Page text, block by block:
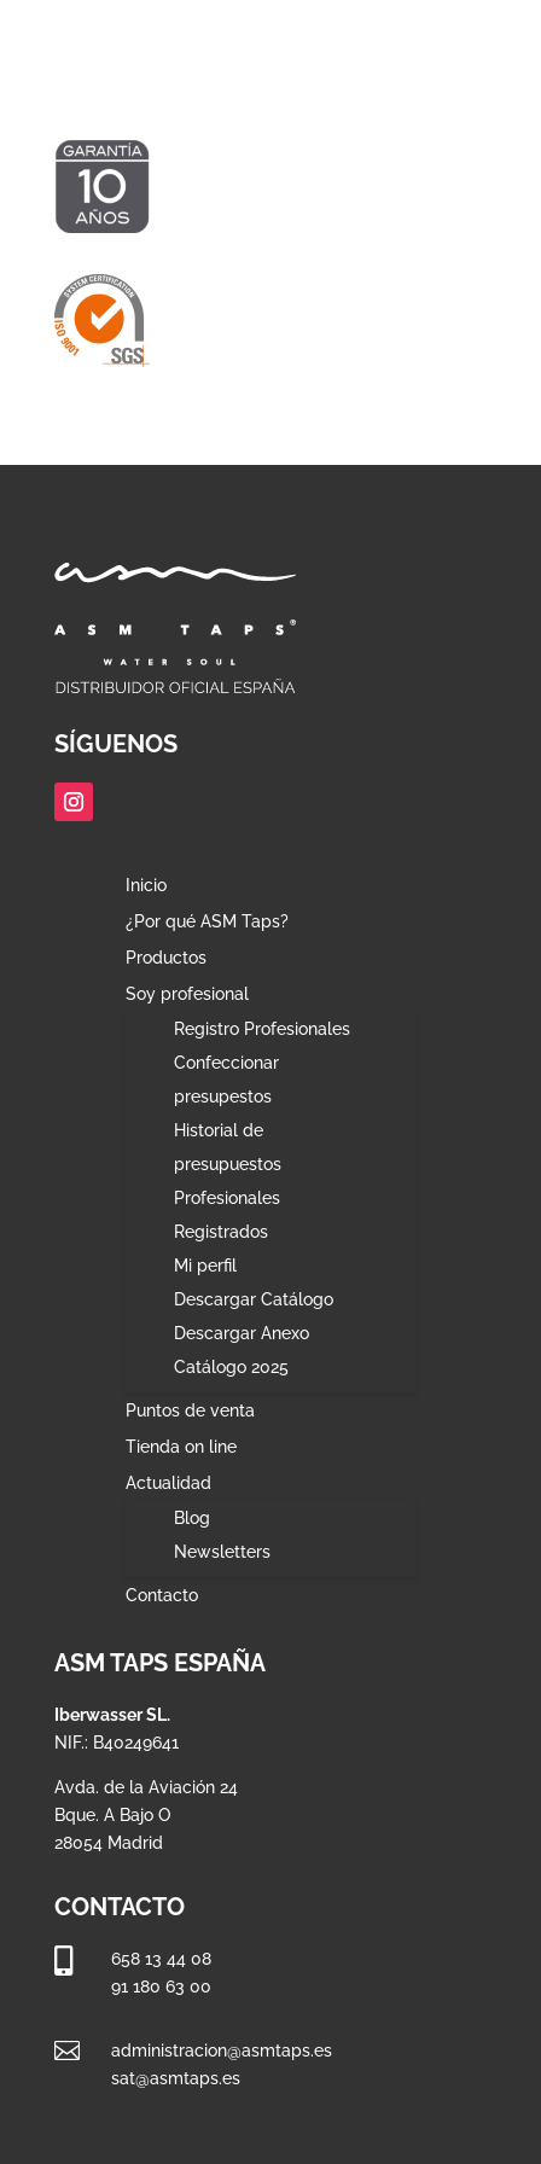
SÍGUENOS
Inicio
¿Por qué ASM Taps?
Productos
Soy profesional
Registro Profesionales
Confeccionar
presupestos
Historial de
presupuestos
Profesionales
Registrados
Mi perfil
Descargar Catálogo
Descargar Anexo
Catálogo 2025
Puntos de venta
Tienda on line
Actualidad
Blog
Newsletters
Contacto
ASM TAPS ESPAÑA
Iberwasser SL.
NIF.: B40249641
Avda. de la Aviación 24
Bque. A Bajo O
28054 Madrid
CONTACTO
658 13 44 08
91 180 63 00

administracion@asmtaps.es
sat@asmtaps.es